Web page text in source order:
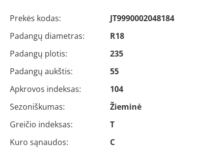
Prekės kodas:
JT9990002048184
Padangų diametras:
R18
Padangų plotis:
235
Padangų aukštis:
55
Apkrovos indeksas:
104
Sezoniškumas:
Žieminė
Greičio indeksas:
T
Kuro sąnaudos:
C